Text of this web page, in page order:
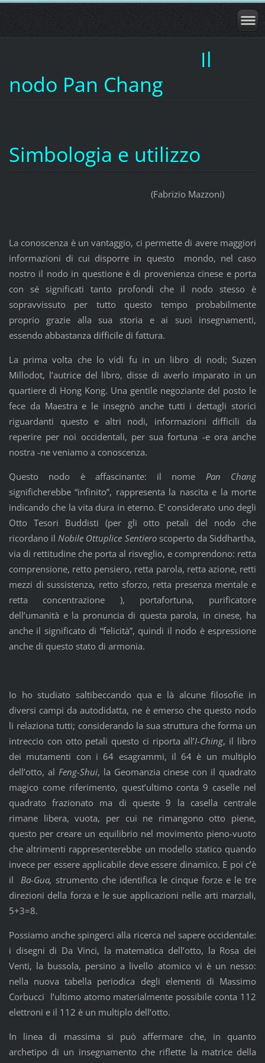
Il
nodo Pan Chang
Simbologia e utilizzo
(Fabrizio Mazzoni)
La conoscenza è un vantaggio, ci permette di avere maggiori
informazioni di cui disporre in questo mondo, nel caso
nostro il nodo in questione è di provenienza cinese e porta
con sé significati tanto profondi che il nodo stesso è
sopravvissuto per tutto questo tempo probabilmente
proprio grazie alla sua storia e ai suoi insegnamenti,
essendo abbastanza difficile di fattura.
La prima volta che lo vidi fu in un libro di nodi; Suzen
Millodot, l’autrice del libro, disse di averlo imparato in un
quartiere di Hong Kong. Una gentile negoziante del posto le
fece da Maestra e le insegnò anche tutti i dettagli storici
riguardanti questo e altri nodi, informazioni difficili da
reperire per noi occidentali, per sua fortuna -e ora anche
nostra -ne veniamo a conoscenza.
Questo nodo è affascinante: il nome Pan Chang
significherebbe “infinito”, rappresenta la nascita e la morte
indicando che la vita dura in eterno. E' considerato uno degli
Otto Tesori Buddisti (per gli otto petali del nodo che
ricordano il Nobile Ottuplice Sentiero scoperto da Siddhartha,
via di rettitudine che porta al risveglio, e comprendono: retta
comprensione, retto pensiero, retta parola, retta azione, retti
mezzi di sussistenza, retto sforzo, retta presenza mentale e
retta concentrazione ), portafortuna, purificatore
dell’umanità e la pronuncia di questa parola, in cinese, ha
anche il significato di “felicità”, quindi il nodo è espressione
anche di questo stato di armonia.
Io ho studiato saltibeccando qua e là alcune filosofie in
diversi campi da autodidatta, ne è emerso che questo nodo
li relaziona tutti; considerando la sua struttura che forma un
intreccio con otto petali questo ci riporta all’I-Ching, il libro
dei mutamenti con i 64 esagrammi, il 64 è un multiplo
dell’otto, al Feng-Shui, la Geomanzia cinese con il quadrato
magico come riferimento, quest’ultimo conta 9 caselle nel
quadrato frazionato ma di queste 9 la casella centrale
rimane libera, vuota, per cui ne rimangono otto piene,
questo per creare un equilibrio nel movimento pieno-vuoto
che altrimenti rappresenterebbe un modello statico quando
invece per essere applicabile deve essere dinamico. E poi c’è
il Ba-Gua, strumento che identifica le cinque forze e le tre
direzioni della forza e le sue applicazioni nelle arti marziali,
5+3=8.
Possiamo anche spingerci alla ricerca nel sapere occidentale:
i disegni di Da Vinci, la matematica dell’otto, la Rosa dei
Venti, la bussola, persino a livello atomico vi è un nesso:
nella nuova tabella periodica degli elementi di Massimo
Corbucci l’ultimo atomo materialmente possibile conta 112
elettroni e il 112 è un multiplo dell’otto.
In linea di massima si può affermare che, in quanto
archetipo di un insegnamento che riflette la matrice della